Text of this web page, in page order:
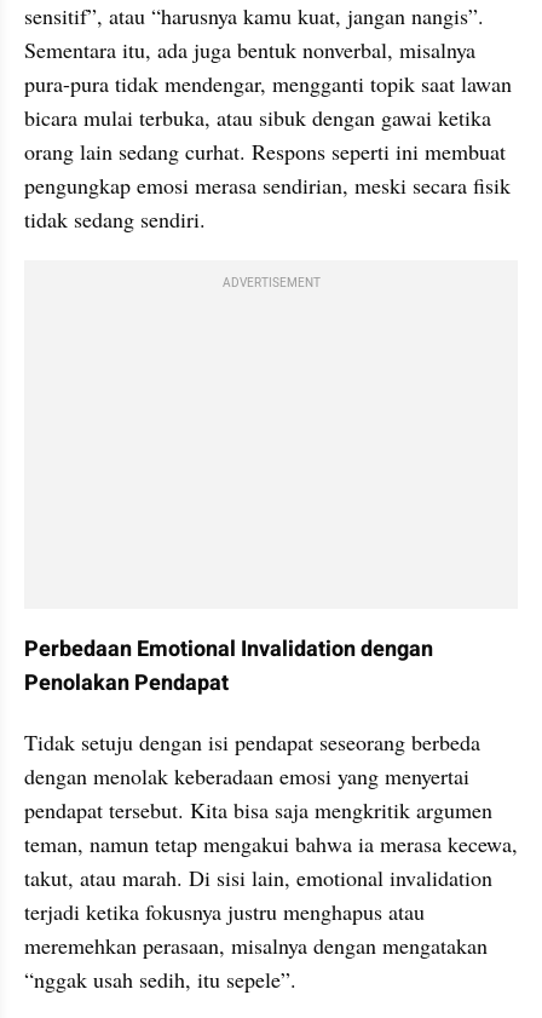
sensitif”, atau “harusnya kamu kuat, jangan nangis”.
Sementara itu, ada juga bentuk nonverbal, misalnya
pura-pura tidak mendengar, mengganti topik saat lawan
bicara mulai terbuka, atau sibuk dengan gawai ketika
orang lain sedang curhat. Respons seperti ini membuat
pengungkap emosi merasa sendirian, meski secara fisik
tidak sedang sendiri.
ADVERTISEMENT
Perbedaan Emotional Invalidation dengan
Penolakan Pendapat
Tidak setuju dengan isi pendapat seseorang berbeda
dengan menolak keberadaan emosi yang menyertai
pendapat tersebut. Kita bisa saja mengkritik argumen
teman, namun tetap mengakui bahwa ia merasa kecewa,
takut, atau marah. Di sisi lain, emotional invalidation
terjadi ketika fokusnya justru menghapus atau
meremehkan perasaan, misalnya dengan mengatakan
“nggak usah sedih, itu sepele”.